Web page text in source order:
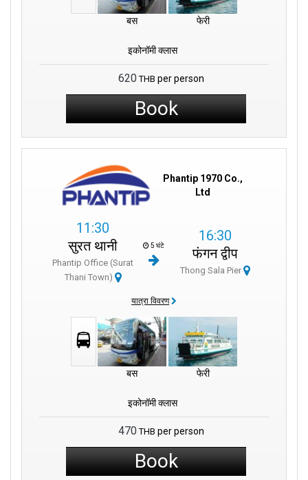
बस फेरी
इकोनॉमी क्लास
620 THB per person
Book
Phantip 1970 Co.,
Ltd
11:30
सुरत थानी
Phantip Office (Surat
Thani Town)
5 घंटे
16:30
फंगन द्वीप
Thong Sala Pier
यात्रा विवरण
बस फेरी
इकोनॉमी क्लास
470 THB per person
Book